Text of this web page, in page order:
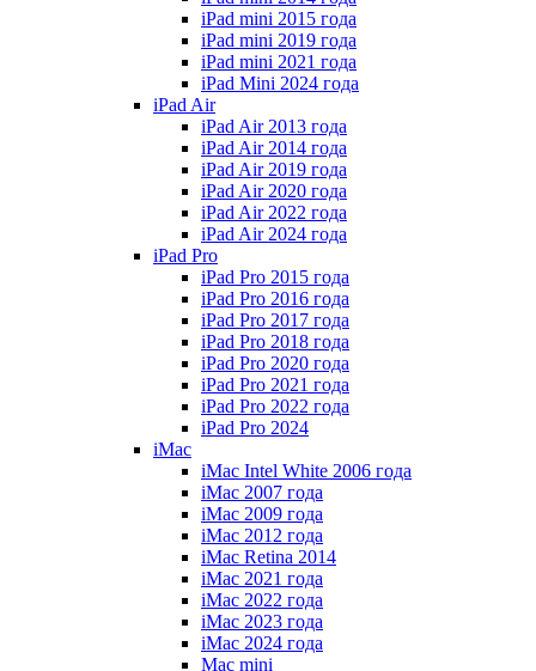
iPad mini 2015 года
iPad mini 2019 года
iPad mini 2021 года
iPad Mini 2024 года
iPad Air
iPad Air 2013 года
iPad Air 2014 года
iPad Air 2019 года
iPad Air 2020 года
iPad Air 2022 года
iPad Air 2024 года
iPad Pro
iPad Pro 2015 года
iPad Pro 2016 года
iPad Pro 2017 года
iPad Pro 2018 года
iPad Pro 2020 года
iPad Pro 2021 года
iPad Pro 2022 года
iPad Pro 2024
iMac
iMac Intel White 2006 года
iMac 2007 года
iMac 2009 года
iMac 2012 года
iMac Retina 2014
iMac 2021 года
iMac 2022 года
iMac 2023 года
iMac 2024 года
Mac mini